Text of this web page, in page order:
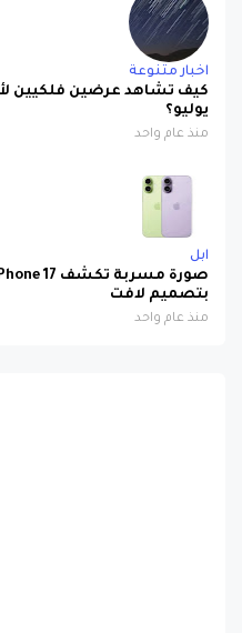
اخبار متنوعة
كيف تشاهد عرضين فلكيين
يوليو؟
منذ عام واحد
ابل
بتصميم لافت
منذ عام واحد